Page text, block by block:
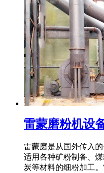
雷蒙磨粉机设
雷蒙磨是从国外传入
适用各种矿粉制备、
炭等材料的细粉加工